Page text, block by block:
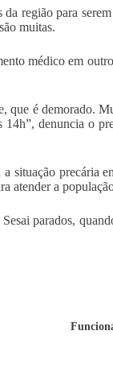
região para
muitas.
médico em
que é demorado.
denuncia o
situação precária
atender a
parados,